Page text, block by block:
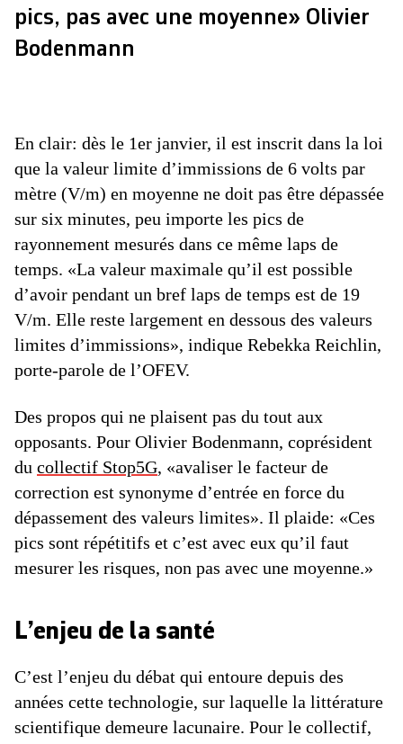
pics, pas avec une moyenne» Olivier
Bodenmann
En clair: dès le 1er janvier, il est inscrit dans la loi
que la valeur limite d’immissions de 6 volts par
mètre (V/m) en moyenne ne doit pas être dépassée
sur six minutes, peu importe les pics de
rayonnement mesurés dans ce même laps de
temps. «La valeur maximale qu’il est possible
d’avoir pendant un bref laps de temps est de 19
V/m. Elle reste largement en dessous des valeurs
limites d’immissions», indique Rebekka Reichlin,
porte-parole de l’OFEV.
Des propos qui ne plaisent pas du tout aux
opposants. Pour Olivier Bodenmann, coprésident
du collectif Stop5G, «avaliser le facteur de
correction est synonyme d’entrée en force du
dépassement des valeurs limites». Il plaide: «Ces
pics sont répétitifs et c’est avec eux qu’il faut
mesurer les risques, non pas avec une moyenne.»
L’enjeu de la santé
C’est l’enjeu du débat qui entoure depuis des
années cette technologie, sur laquelle la littérature
scientifique demeure lacunaire. Pour le collectif,